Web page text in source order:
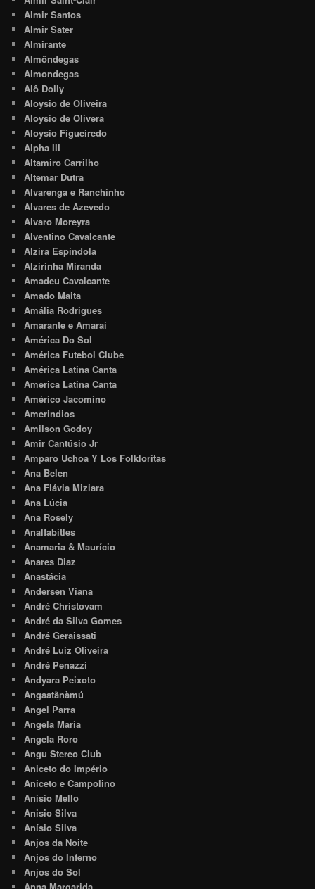
Almir Santos
Almir Sater
Almirante
Almôndegas
Almondegas
Alô Dolly
Aloysio de Oliveira
Aloysio de Olivera
Aloysio Figueiredo
Alpha III
Altamiro Carrilho
Altemar Dutra
Alvarenga e Ranchinho
Alvares de Azevedo
Alvaro Moreyra
Alventino Cavalcante
Alzira Espíndola
Alzirinha Miranda
Amadeu Cavalcante
Amado Maita
Amália Rodrigues
Amarante e Amaraí
América Do Sol
América Futebol Clube
América Latina Canta
America Latina Canta
Américo Jacomino
Amerindios
Amilson Godoy
Amir Cantúsio Jr
Amparo Uchoa Y Los Folkloritas
Ana Belen
Ana Flávia Miziara
Ana Lúcia
Ana Rosely
Analfabitles
Anamaria & Maurício
Anares Diaz
Anastácia
Andersen Viana
André Christovam
André da Silva Gomes
André Geraissati
André Luiz Oliveira
André Penazzi
Andyara Peixoto
Angaatãnàmú
Angel Parra
Angela Maria
Angela Roro
Angu Stereo Club
Aniceto do Império
Aniceto e Campolino
Anisio Mello
Anisio Silva
Anísio Silva
Anjos da Noite
Anjos do Inferno
Anjos do Sol